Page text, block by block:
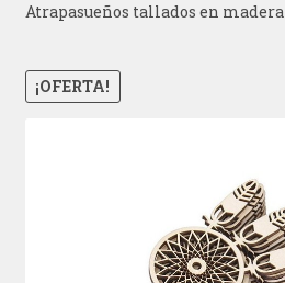
Podcast
Contactar
Atrapasueños tallados en madera
¡OFERTA!